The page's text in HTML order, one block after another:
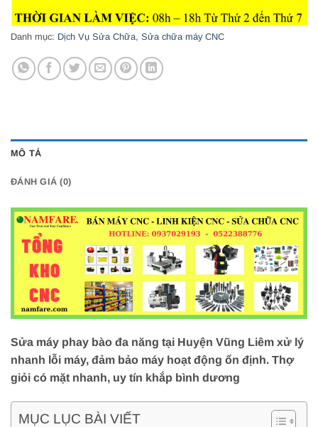
Danh mục: Dịch Vụ Sửa Chữa, Sửa chữa máy CNC
MÔ TẢ
ĐÁNH GIÁ (0)
Sửa máy phay bào đa năng tại Huyện Vũng Liêm xử lý
nhanh lỗi máy, đảm bảo máy hoạt động ổn định. Thợ
giỏi có mặt nhanh, uy tín khắp bình dương
MỤC LỤC BÀI VIẾT